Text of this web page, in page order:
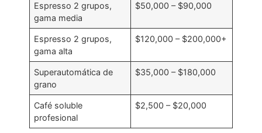
Espresso 2 grupos,
gama media
$50,000 – $90,000
Espresso 2 grupos,
gama alta
$120,000 – $200,000+
Superautomática de
grano
$35,000 – $180,000
Café soluble
profesional
$2,500 – $20,000